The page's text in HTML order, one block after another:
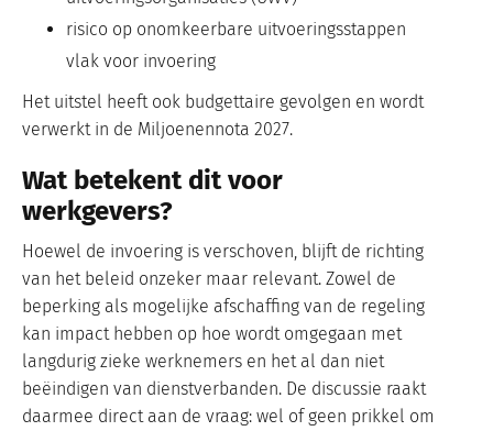
risico op onomkeerbare uitvoeringsstappen
vlak voor invoering
Het uitstel heeft ook budgettaire gevolgen en wordt
verwerkt in de Miljoenennota 2027.
Wat betekent dit voor
werkgevers?
Hoewel de invoering is verschoven, blijft de richting
van het beleid onzeker maar relevant. Zowel de
beperking als mogelijke afschaffing van de regeling
kan impact hebben op hoe wordt omgegaan met
langdurig zieke werknemers en het al dan niet
beëindigen van dienstverbanden. De discussie raakt
daarmee direct aan de vraag: wel of geen prikkel om